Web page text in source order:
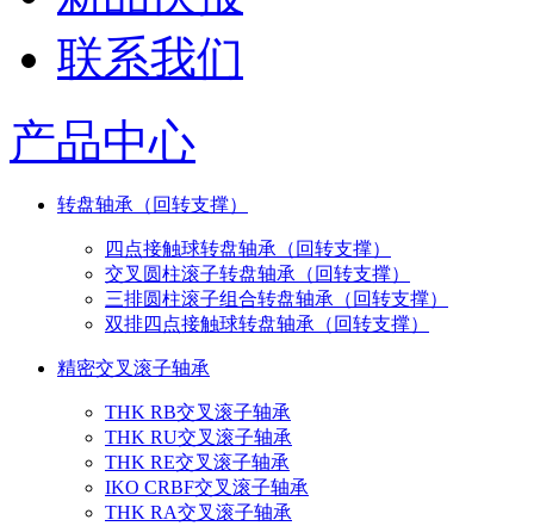
联系我们
产品中心
转盘轴承（回转支撑）
四点接触球转盘轴承（回转支撑）
交叉圆柱滚子转盘轴承（回转支撑）
三排圆柱滚子组合转盘轴承（回转支撑）
双排四点接触球转盘轴承（回转支撑）
精密交叉滚子轴承
THK RB交叉滚子轴承
THK RU交叉滚子轴承
THK RE交叉滚子轴承
IKO CRBF交叉滚子轴承
THK RA交叉滚子轴承